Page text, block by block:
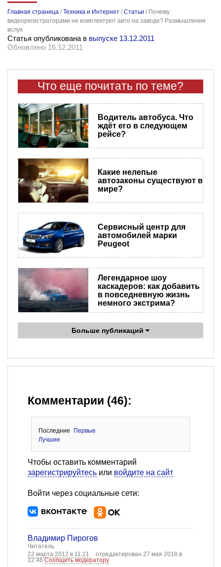
Главная страница /Техника и Интернет /Статьи / Почему
видеорегистраторами не комплектуют авто на заводе? Размышления
вслух
Статья опубликована в выпуске 13.12.2011
Обновлено 16.12.2011
Что еще почитать по теме?
Водитель автобуса. Что
ждёт его в следующем
рейсе?
​Какие нелепые
автозаконы существуют в
мире?
Сервисный центр для
автомобилей марки
Peugeot
Легендарное шоу
каскадеров: как добавить
в повседневную жизнь
немного экстрима?
Больше публикаций
Комментарии (46):
Последние
Первые
Лучшие
Чтобы оставить комментарий
зарегистрируйтесь или войдите на сайт
Войти через социальные сети:
Владимир Пирогов
Читатель
22 марта 2012 в 11:21
отредактирован 27 мая 2018 в
12:46Сообщить модератору